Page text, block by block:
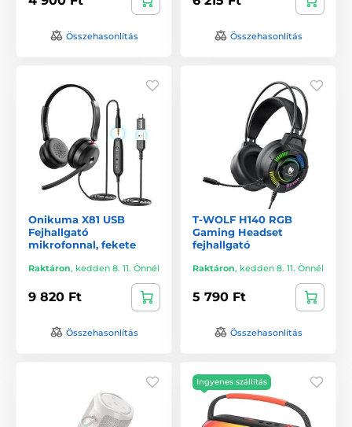
Összehasonlítás Összehasonlítás
Onikuma X81 USB
Fejhallgató
mikrofonnal, fekete
Raktáron, kedden 8. 11. Önnél
9 820 Ft
Összehasonlítás
T-WOLF H140 RGB
Gaming Headset
fejhallgató
Raktáron, kedden 8. 11. Önnél
5 790 Ft
Összehasonlítás
Ingyenes szállítás